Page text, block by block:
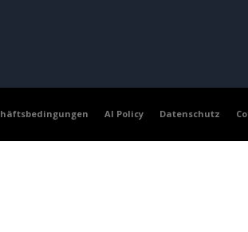
AI Policy Datenschutz